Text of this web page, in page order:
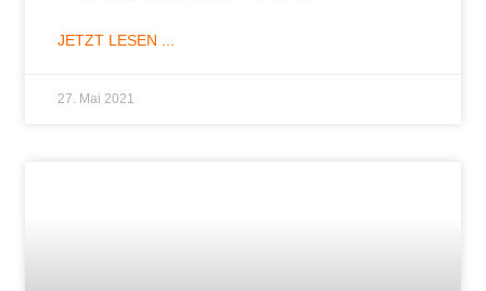
JETZT LESEN ...
27. Mai 2021